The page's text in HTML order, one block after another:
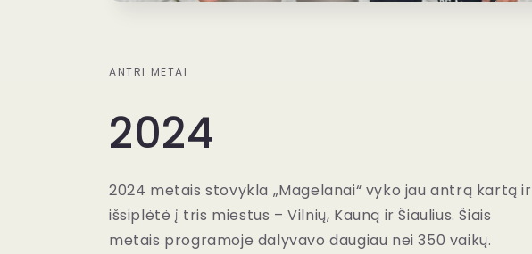
ANTRI METAI
2024
2024 metais stovykla „Magelanai“ vyko jau antrą kartą ir
išsiplėtė į tris miestus – Vilnių, Kauną ir Šiaulius. Šiais
metais programoje dalyvavo daugiau nei 350 vaikų.